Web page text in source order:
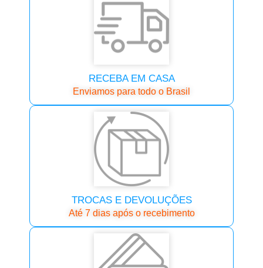
RECEBA EM CASA
Enviamos para todo o Brasil
TROCAS E DEVOLUÇÕES
Até 7 dias após o recebimento